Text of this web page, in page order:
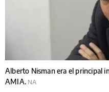
Alberto Nisman era el principal
AMIA. NA